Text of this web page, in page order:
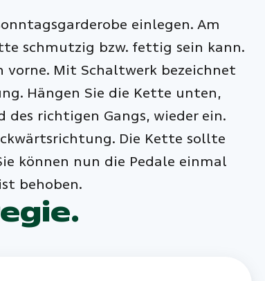
einlegen. Am
schmutzig bzw. fettig sein kann.
vorne. Mit Schaltwerk bezeichnet
Hängen Sie die Kette unten,
richtigen Gangs, wieder ein.
Die Kette sollte
können nun die Pedale einmal
behoben.